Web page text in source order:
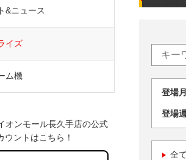
登場
登場
全
&ニュース
イズ
ム機
オンモール長久手店の公式
ウントはこちら！